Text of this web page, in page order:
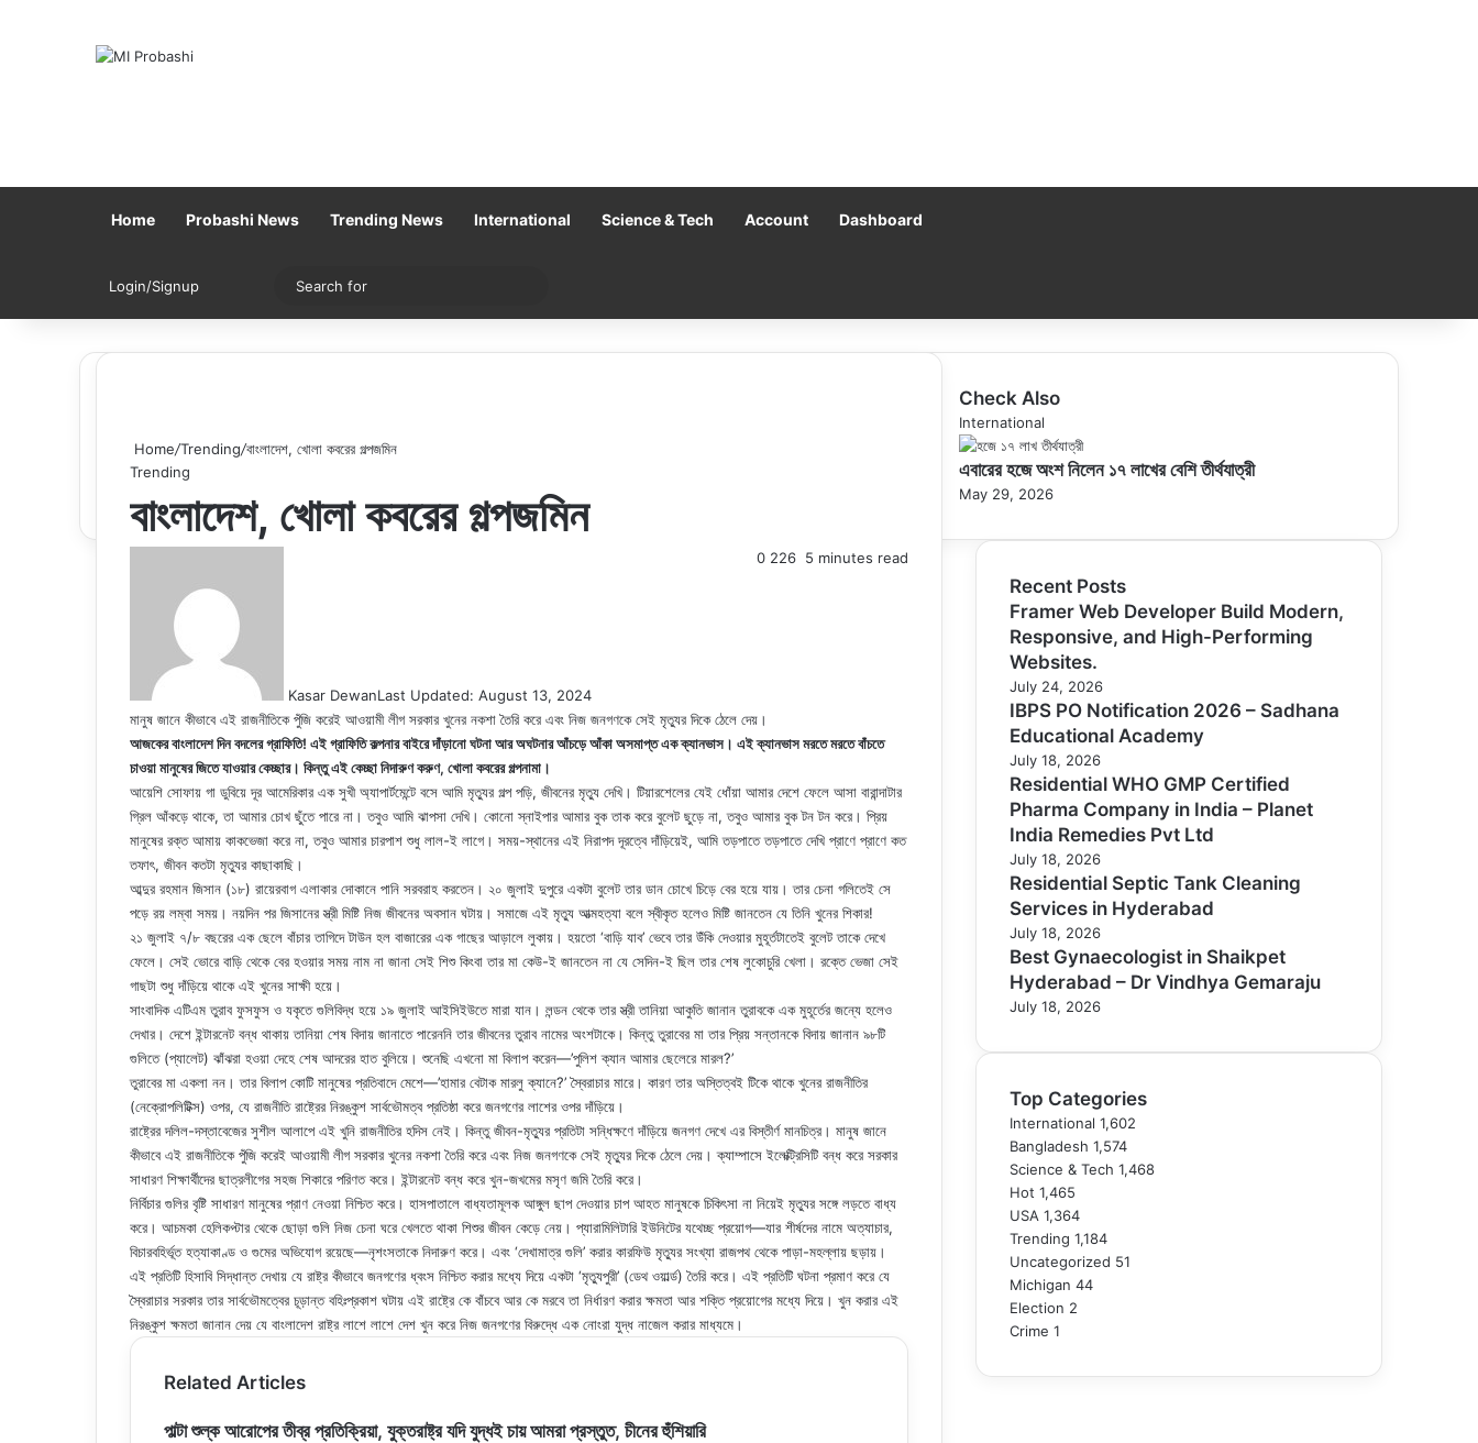
Home Probashi News Trending News International Science & Tech Account Dashboard
Login/Signup Switch skin
for
Home/Trending/বাংলাদেশ, খোলা কবরের গল্পজমিন
Trending
বাংলাদেশ, খোলা কবরের গল্পজমিন
Kasar DewanLast Updated: August 13, 2024
0 226 5 minutes read
মানুষ জানে কীভাবে এই রাজনীতিকে পুঁজি করেই আওয়ামী লীগ সরকার খুনের নকশা তৈরি করে এবং নিজ জনগণকে সেই মৃত্যুর দিকে ঠেলে দেয়।
আজকের বাংলাদেশ দিন বদলের গ্রাফিতি! এই গ্রাফিতি কল্পনার বাইরে দাঁড়ানো ঘটনা আর অঘটনার আঁচড়ে আঁকা অসমাপ্ত এক ক্যানভাস। এই ক্যানভাস মরতে মরতে বাঁচতে
চাওয়া মানুষের জিতে যাওয়ার কেচ্ছার। কিন্তু এই কেচ্ছা নিদারুণ করুণ, খোলা কবরের গল্পনামা।
আয়েশি সোফায় গা ডুবিয়ে দূর আমেরিকার এক সুখী অ্যাপার্টমেন্টে বসে আমি মৃত্যুর গল্প পড়ি, জীবনের মৃত্যু দেখি। টিয়ারশেলের যেই ধোঁয়া আমার দেশে ফেলে আসা বারান্দাটার
গ্রিল আঁকড়ে থাকে, তা আমার চোখ ছুঁতে পারে না। তবুও আমি ঝাপসা দেখি। কোনো স্নাইপার আমার বুক তাক করে বুলেট ছুড়ে না, তবুও আমার বুক টন টন করে। প্রিয়
মানুষের রক্ত আমায় কাকভেজা করে না, তবুও আমার চারপাশ শুধু লাল-ই লাগে। সময়-স্থানের এই নিরাপদ দূরত্বে দাঁড়িয়েই, আমি তড়পাতে তড়পাতে দেখি প্রাণে প্রাণে কত
তফাৎ, জীবন কতটা মৃত্যুর কাছাকাছি।
আব্দুর রহমান জিসান (১৮) রায়েরবাগ এলাকার দোকানে পানি সরবরাহ করতেন। ২০ জুলাই দুপুরে একটা বুলেট তার ডান চোখে চিড়ে বের হয়ে যায়। তার চেনা গলিতেই সে
পড়ে রয় লম্বা সময়। নয়দিন পর জিসানের স্ত্রী মিষ্টি নিজ জীবনের অবসান ঘটায়। সমাজে এই মৃত্যু আত্মহত্যা বলে স্বীকৃত হলেও মিষ্টি জানতেন যে তিনি খুনের শিকার!
২১ জুলাই ৭/৮ বছরের এক ছেলে বাঁচার তাগিদে টাউন হল বাজারের এক গাছের আড়ালে লুকায়। হয়তো ‘বাড়ি যাব’ ভেবে তার উঁকি দেওয়ার মুহূর্তটাতেই বুলেট তাকে দেখে
ফেলে। সেই ভোরে বাড়ি থেকে বের হওয়ার সময় নাম না জানা সেই শিশু কিংবা তার মা কেউ-ই জানতেন না যে সেদিন-ই ছিল তার শেষ লুকোচুরি খেলা। রক্তে ভেজা সেই
গাছটা শুধু দাঁড়িয়ে থাকে এই খুনের সাক্ষী হয়ে।
সাংবাদিক এটিএম তুরাব ফুসফুস ও যকৃতে গুলিবিদ্ধ হয়ে ১৯ জুলাই আইসিইউতে মারা যান। লন্ডন থেকে তার স্ত্রী তানিয়া আকুতি জানান তুরাবকে এক মুহূর্তের জন্যে হলেও
দেখার। দেশে ইন্টারনেট বন্ধ থাকায় তানিয়া শেষ বিদায় জানাতে পারেননি তার জীবনের তুরাব নামের অংশটাকে। কিন্তু তুরাবের মা তার প্রিয় সন্তানকে বিদায় জানান ৯৮টি
গুলিতে (প্যালেট) ঝাঁঝরা হওয়া দেহে শেষ আদরের হাত বুলিয়ে। শুনেছি এখনো মা বিলাপ করেন—’পুলিশ ক্যান আমার ছেলেরে মারল?’
তুরাবের মা একলা নন। তার বিলাপ কোটি মানুষের প্রতিবাদে মেশে—’হামার বেটাক মারলু ক্যানে?’ স্বৈরাচার মারে। কারণ তার অস্তিত্বই টিকে থাকে খুনের রাজনীতির
(নেক্রোপলিটিক্স) ওপর, যে রাজনীতি রাষ্ট্রের নিরঙ্কুশ সার্বভৌমত্ব প্রতিষ্ঠা করে জনগণের লাশের ওপর দাঁড়িয়ে।
রাষ্ট্রের দলিল-দস্তাবেজের সুশীল আলাপে এই খুনি রাজনীতির হদিস নেই। কিন্তু জীবন-মৃত্যুর প্রতিটা সন্ধিক্ষণে দাঁড়িয়ে জনগণ দেখে এর বিস্তীর্ণ মানচিত্র। মানুষ জানে
কীভাবে এই রাজনীতিকে পুঁজি করেই আওয়ামী লীগ সরকার খুনের নকশা তৈরি করে এবং নিজ জনগণকে সেই মৃত্যুর দিকে ঠেলে দেয়। ক্যাম্পাসে ইলেক্ট্রিসিটি বন্ধ করে সরকার
সাধারণ শিক্ষার্থীদের ছাত্রলীগের সহজ শিকারে পরিণত করে। ইন্টারনেট বন্ধ করে খুন-জখমের মসৃণ জমি তৈরি করে।
নির্বিচার গুলির বৃষ্টি সাধারণ মানুষের প্রাণ নেওয়া নিশ্চিত করে। হাসপাতালে বাধ্যতামূলক আঙ্গুল ছাপ দেওয়ার চাপ আহত মানুষকে চিকিৎসা না নিয়েই মৃত্যুর সঙ্গে লড়তে বাধ্য
করে। আচমকা হেলিকপ্টার থেকে ছোড়া গুলি নিজ চেনা ঘরে খেলতে থাকা শিশুর জীবন কেড়ে নেয়। প্যারামিলিটারি ইউনিটের যথেচ্ছ প্রয়োগ—যার শীর্ষদের নামে অত্যাচার,
বিচারবহির্ভূত হত্যাকাণ্ড ও গুমের অভিযোগ রয়েছে—নৃশংসতাকে নিদারুণ করে। এবং ‘দেখামাত্র গুলি’ করার কারফিউ মৃত্যুর সংখ্যা রাজপথ থেকে পাড়া-মহল্লায় ছড়ায়।
এই প্রতিটি হিসাবি সিদ্ধান্ত দেখায় যে রাষ্ট্র কীভাবে জনগণের ধ্বংস নিশ্চিত করার মধ্যে দিয়ে একটা ‘মৃত্যুপুরী’ (ডেথ ওয়ার্ল্ড) তৈরি করে। এই প্রতিটি ঘটনা প্রমাণ করে যে
স্বৈরাচার সরকার তার সার্বভৌমত্বের চূড়ান্ত বহিঃপ্রকাশ ঘটায় এই রাষ্ট্রে কে বাঁচবে আর কে মরবে তা নির্ধারণ করার ক্ষমতা আর শক্তি প্রয়োগের মধ্যে দিয়ে। খুন করার এই
নিরঙ্কুশ ক্ষমতা জানান দেয় যে বাংলাদেশ রাষ্ট্র লাশে লাশে দেশ খুন করে নিজ জনগণের বিরুদ্ধে এক নোংরা যুদ্ধ নাজেল করার মাধ্যমে।
Related Articles
পাল্টা শুল্ক আরোপের তীব্র প্রতিক্রিয়া, যুক্তরাষ্ট্র যদি যুদ্ধই চায় আমরা প্রস্তুত, চীনের হুঁশিয়ারি
Check Also
Close
International
এবারের হজে অংশ নিলেন ১৭ লাখের বেশি তীর্থযাত্রী
May 29, 2026
Recent Posts
Framer Web Developer Build Modern,
Responsive, and High-Performing
Websites.
July 24, 2026
IBPS PO Notification 2026 – Sadhana
Educational Academy
July 18, 2026
Residential WHO GMP Certified
Pharma Company in India – Planet
India Remedies Pvt Ltd
July 18, 2026
Residential Septic Tank Cleaning
Services in Hyderabad
July 18, 2026
Best Gynaecologist in Shaikpet
Hyderabad – Dr Vindhya Gemaraju
July 18, 2026
Top Categories
International 1,602
Bangladesh 1,574
Science & Tech 1,468
Hot 1,465
USA 1,364
Trending 1,184
Uncategorized 51
Michigan 44
Election 2
Crime 1